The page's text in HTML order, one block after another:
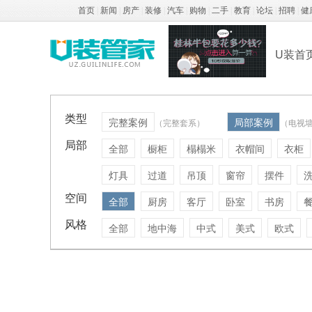
首页 新闻 房产 装修 汽车 购物 二手 教育 论坛 招聘 健
U装首
类型 完整案例 （完整套系） 局部案例 （电视
局部 全部 橱柜 榻榻米 衣帽间
衣柜
灯具
过道 吊顶 窗帘 摆件
空间 全部 厨房 客厅 卧室 书房
风格 全部 地中海 中式 美式 欧式